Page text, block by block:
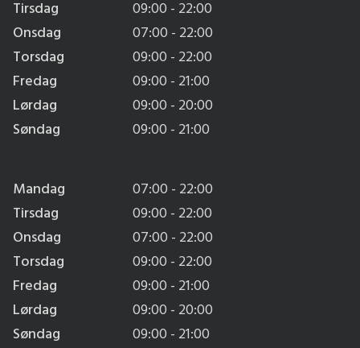
Tirsdag
09:00 - 22:00
Onsdag
07:00 - 22:00
Torsdag
09:00 - 22:00
Fredag
09:00 - 21:00
Lørdag
09:00 - 20:00
Søndag
09:00 - 21:00
Mandag
07:00 - 22:00
Tirsdag
09:00 - 22:00
Onsdag
07:00 - 22:00
Torsdag
09:00 - 22:00
Fredag
09:00 - 21:00
Lørdag
09:00 - 20:00
Søndag
09:00 - 21:00